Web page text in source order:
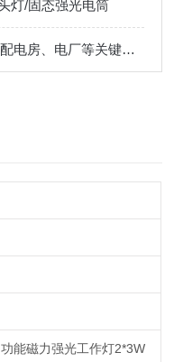
灯/固态强光电筒
NFE9121-12W应急顶灯！它是配电房、电厂等关键场所的守护神！
能磁力强光工作灯2*3W